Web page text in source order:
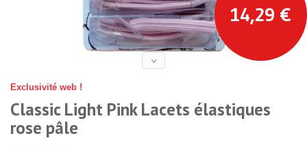
14,29 €
Exclusivité web !
Classic Light Pink Lacets élastiques
rose pâle